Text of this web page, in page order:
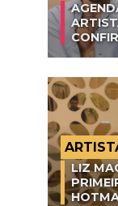
LIZ